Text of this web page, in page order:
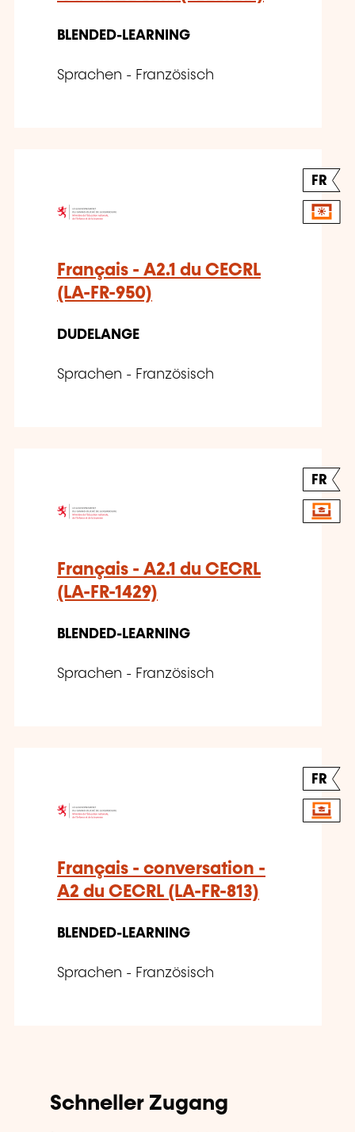
BLENDED-LEARNING
Sprachen - Französisch
FR
Français - A2.1 du CECRL
(LA-FR-950)
DUDELANGE
Sprachen - Französisch
FR
Français - A2.1 du CECRL
(LA-FR-1429)
BLENDED-LEARNING
Sprachen - Französisch
FR
Français - conversation -
A2 du CECRL (LA-FR-813)
BLENDED-LEARNING
Sprachen - Französisch
Schneller Zugang